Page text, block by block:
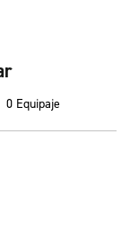
0 Equipaje